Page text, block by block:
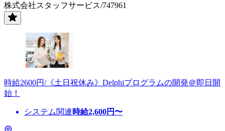
株式会社スタッフサービス/747961
時給2600円/《土日祝休み》Delphiプログラムの開発＠即日開
始！
システム関連時給2,600円〜